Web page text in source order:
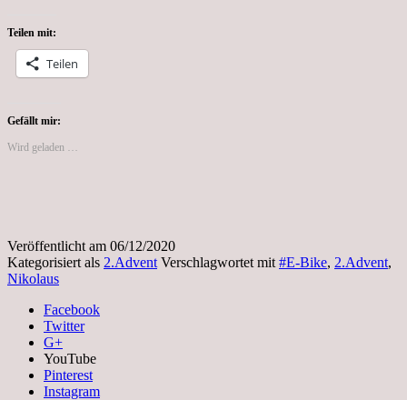
Teilen mit:
Teilen
Gefällt mir:
Wird geladen …
Veröffentlicht am 06/12/2020
Kategorisiert als 2.Advent Verschlagwortet mit #E-Bike, 2.Advent,
Nikolaus
Facebook
Twitter
G+
YouTube
Pinterest
Instagram